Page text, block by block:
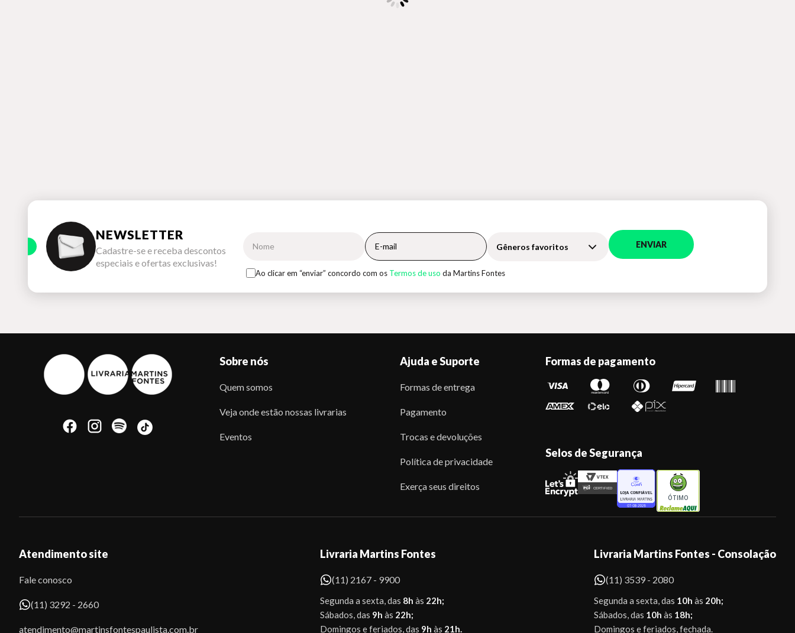
NEWSLETTER
Cadastre-se e receba descontos
especiais e ofertas exclusivas!
Gêneros favoritos ENVIAR
Ao clicar em “enviar” concordo com os Termos de uso da Martins Fontes
Sobre nós
Quem somos
Veja onde estão nossas livrarias
Eventos
Ajuda e Suporte
Formas de entrega
Pagamento
Trocas e devoluções
Política de privacidade
Exerça seus direitos
Formas de pagamento
Selos de Segurança
ÓTIMO
Atendimento site
Fale conosco
(11) 3292 - 2660
atendimento@martinsfontespaulista.com.br
Livraria Martins Fontes
(11) 2167 - 9900
Segunda a sexta, das 8h às 22h;
Sábados, das 9h às 22h;
Domingos e feriados, das 9h às 21h.
Livraria Martins Fontes - Consolação
(11) 3539 - 2080
Segunda a sexta, das 10h às 20h;
Sábados, das 10h às 18h;
Domingos e feriados, fechada.